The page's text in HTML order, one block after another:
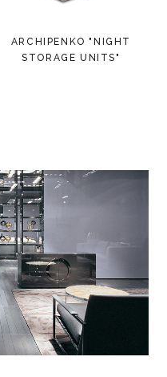
ARCHIPENKO "NIGHT
STORAGE UNITS"